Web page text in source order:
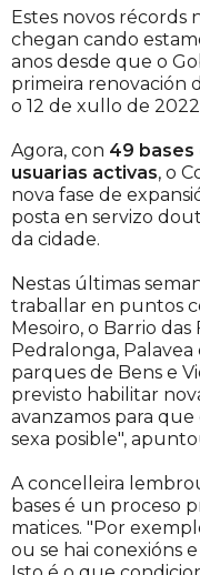
Estes novos récords
chegan cando
anos desde que o
primeira renovación
o 12 de xullo de
Agora, con 49 bases
usuarias activas, o
nova fase de
posta en servizo
da cidade.
Nestas últimas
traballar en puntos
Mesoiro, o Barrio
Pedralonga, Palavea
parques de Bens e
previsto habilitar
avanzamos para
sexa posible",
A concelleira
bases é un proceso
matices. "Por
ou se hai conexións